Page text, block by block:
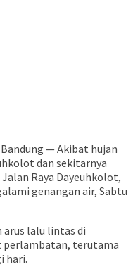
Bandung — Akibat hujan
dan sekitarnya
Raya Dayeuhkolot,
genangan air, Sabtu
arus lalu lintas di
perlambatan, terutama
hari.